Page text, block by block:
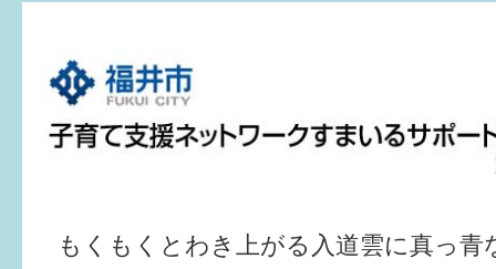
もくもくとわき上がる入道雲に真っ青
健診・予防接種
仲間づくり・遊び場
入園・入学